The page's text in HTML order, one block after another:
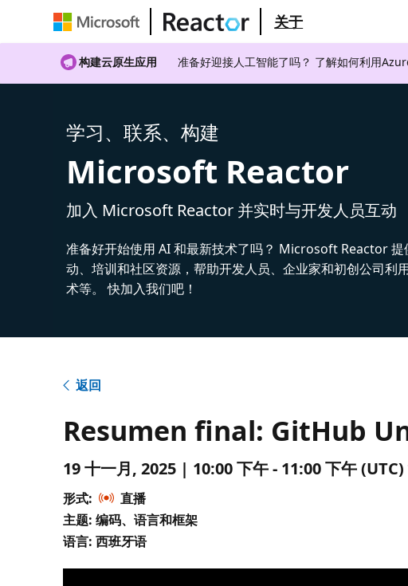
关于
构建云原生应用 准备好迎接人工智能了吗？ 了解如何利用
学习、联系、构建
Microsoft Reactor
加入 Microsoft Reactor 并实时与开发人员互动
准备好开始使用 AI 和最新技术了吗？ Microsoft Reactor 提
动、培训和社区资源，帮助开发人员、企业家和初创公司利
术等。 快加入我们吧！
返回
Resumen final: GitHub
19 十一月, 2025 | 10:00 下午 - 11:00 下午
形式:
直播
主题: 编码、语言和框架
语言: 西班牙语